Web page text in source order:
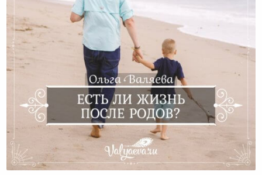
Есть Ли Жизнь После Родов?